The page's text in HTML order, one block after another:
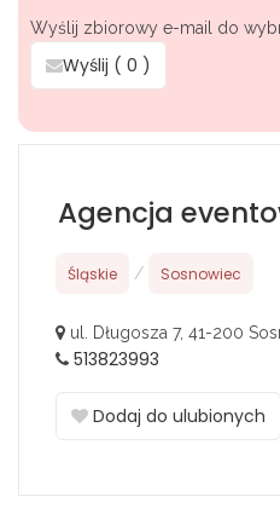
Wyślij zbiorowy e-mail do
Wyślij ( 0 )
Agencja
Śląskie / Sosnowiec
ul. Długosza 7, 41-200
513823993
Dodaj do ulubionych